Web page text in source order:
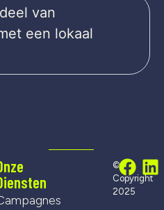
van
een lokaal
©
Copyright
2025